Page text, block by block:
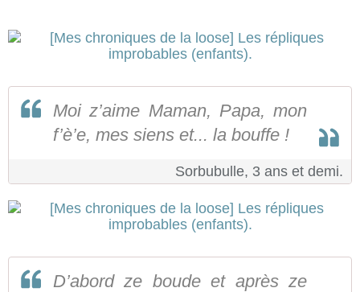
Moi z’aime Maman, Papa, mon
f’è’e, mes siens et... la bouffe !
Sorbubulle, 3 ans et demi.
D’abord ze boude et après ze